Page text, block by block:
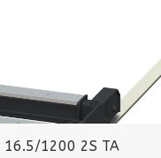
16.5/1200 2S TA